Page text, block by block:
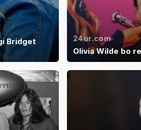
Bridget
24ur.com
Olivia Wilde bo